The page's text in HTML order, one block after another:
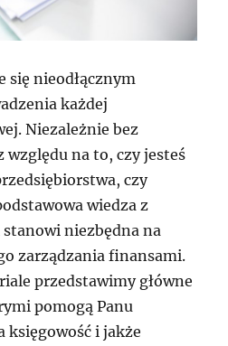
się nieodłącznym
każdej
Niezależnie bez
względu na to, czy jesteś
czy
wiedza z
niezbędna na
zarządzania finansami.
przedstawimy główne
pomogą Panu
księgowość i jakże